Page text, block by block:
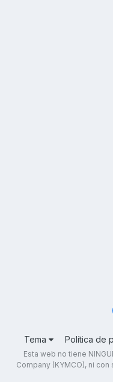
Tema Política de
Esta web no tiene
Company (KYMCO), ni